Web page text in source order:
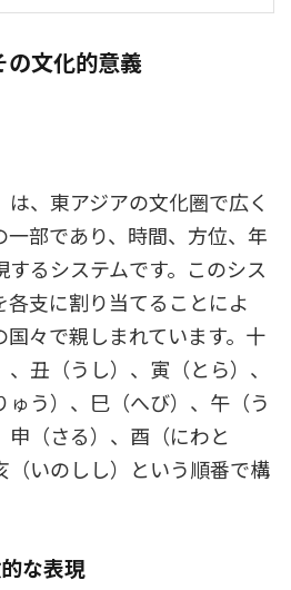
の文化的意義
、東アジアの文化圏で広く
部であり、時間、方位、年
るシステムです。このシス
支に割り当てることによ
国々で親しまれています。十
丑（うし）、寅（とら）、
う）、巳（へび）、午（う
申（さる）、酉（にわと
（いのしし）という順番で構
な表現